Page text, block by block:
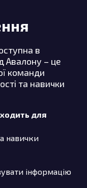
в
Авалону – це
команди
та навички
для
навички
інформацію